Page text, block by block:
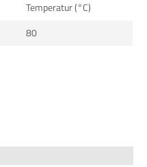
Temperatur (°C)
80